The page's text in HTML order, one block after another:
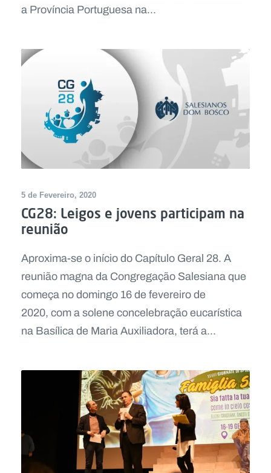
a Província Portuguesa na...
5 de Fevereiro, 2020
CG28: Leigos e jovens participam na
reunião
Aproxima-se o início do Capítulo Geral 28. A
reunião magna da Congregação Salesiana que
começa no domingo 16 de fevereiro de
2020, com a solene concelebração eucarística
na Basílica de Maria Auxiliadora, terá a...